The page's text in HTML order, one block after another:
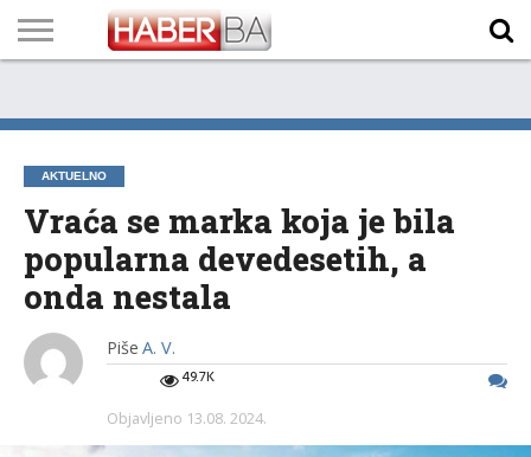
TECH
PROGRAM
PROGNOZA
PUTEVIMA
LISTA
NAMA
AKTUELNO
Vraća se marka koja je bila
popularna devedesetih, a
onda nestala
Piše A. V.
49.7K
Objavljeno 13.08. 2024.